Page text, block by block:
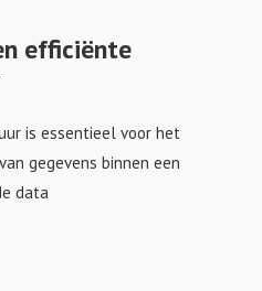
efficiënte
is essentieel voor het
gegevens binnen een
data